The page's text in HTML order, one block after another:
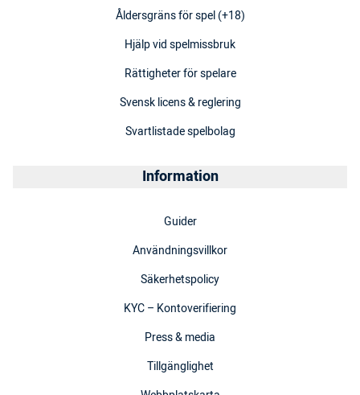
Åldersgräns för spel (+18)
Hjälp vid spelmissbruk
Rättigheter för spelare
Svensk licens & reglering
Svartlistade spelbolag
Information
Guider
Användningsvillkor
Säkerhetspolicy
KYC – Kontoverifiering
Press & media
Tillgänglighet